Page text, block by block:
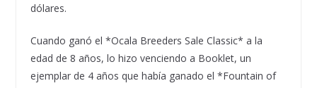
dólares.
Cuando ganó el *Ocala Breeders Sale Classic* a la
edad de 8 años, lo hizo venciendo a Booklet, un
ejemplar de 4 años que había ganado el *Fountain of